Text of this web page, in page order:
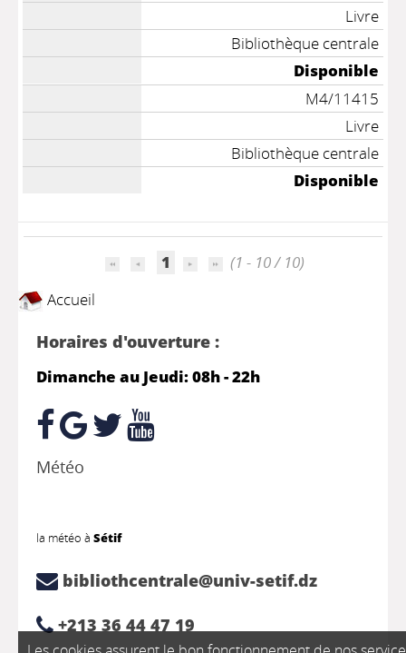
Livre
Bibliothèque centrale
Disponible
M4/11415
Livre
Bibliothèque centrale
Disponible
1
(1 - 10 / 10)
Accueil
Horaires d'ouverture :
Dimanche au Jeudi: 08h - 22h
Météo
la météo à Sétif
bibliothcentrale@univ-setif.dz
+213 36 44 47 19